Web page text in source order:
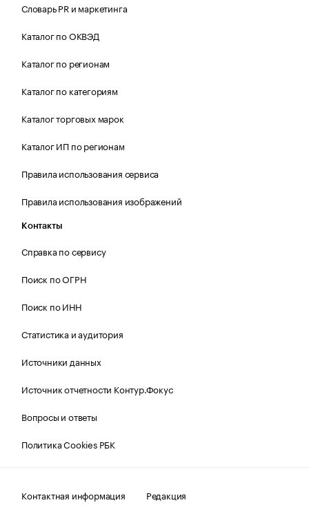
Словарь PR и маркетинга
Каталог по ОКВЭД
Каталог по регионам
Каталог по категориям
Каталог торговых марок
Каталог ИП по регионам
Правила использования сервиса
Правила использования изображений
Контакты
Справка по сервису
Поиск по ОГРН
Поиск по ИНН
Статистика и аудитория
Источники данных
Источник отчетности Контур.Фокус
Вопросы и ответы
Политика Cookies РБК
Контактная информация
Редакция